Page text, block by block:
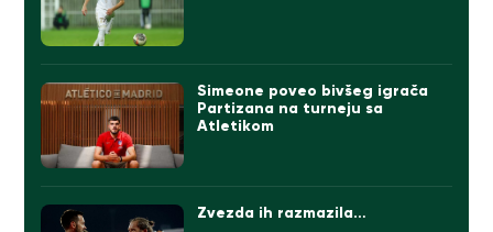
Simeone poveo bivšeg igrača
Partizana na turneju sa
Atletikom
Zvezda ih razmazila…